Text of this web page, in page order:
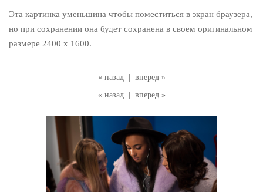
« назад
вперед »
« назад
вперед »
Эта картинка уменьшина чтобы поместиться в экран браузера,
но при сохранении она будет сохранена в своем оригинальном
размере 2400 x 1600.